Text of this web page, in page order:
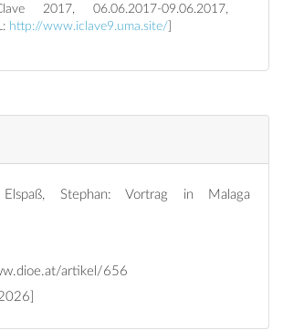
http://www.iclave9.uma.site/
Stephan: Vortrag in Malaga
artikel/656